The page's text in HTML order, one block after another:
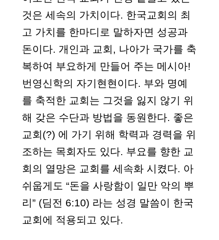
것은 세속의 가치이다. 한국교회의 최
고 가치를 한마디로 말하자면 성공과
돈이다. 개인과 교회, 나아가 국가를 축
복하여 부요하게 만들어 주는 메시아!
번영신학의 자기현현이다. 부와 명예
를 축적한 교회는 그것을 잃지 않기 위
해 갖은 수단과 방법을 동원한다. 좋은
교회(?) 에 가기 위해 학력과 경력을 위
조하는 목회자도 있다. 부요를 향한 교
회의 열망은 교회를 세속화 시켰다. 아
쉬웁게도 “돈을 사랑함이 일만 악의 뿌
리” (딤전 6:10) 라는 성경 말씀이 한국
교회에 적용되고 있다.